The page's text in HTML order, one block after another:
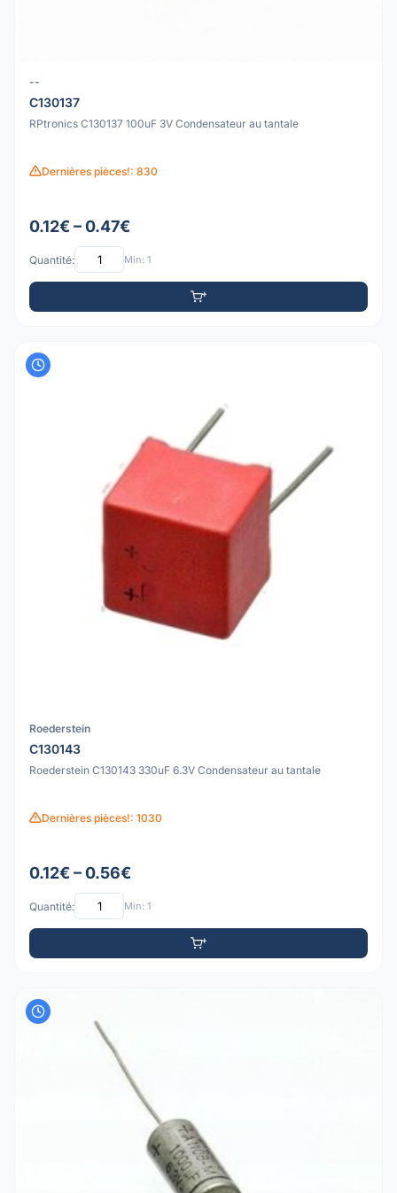
--
C130137
RPtronics C130137 100uF 3V Condensateur au tantale
Dernières pièces!: 830
0.12€ – 0.47€
Quantité: Min: 1
Roederstein
C130143
Roederstein C130143 330uF 6.3V Condensateur au tantale
Dernières pièces!: 1030
0.12€ – 0.56€
Quantité: Min: 1